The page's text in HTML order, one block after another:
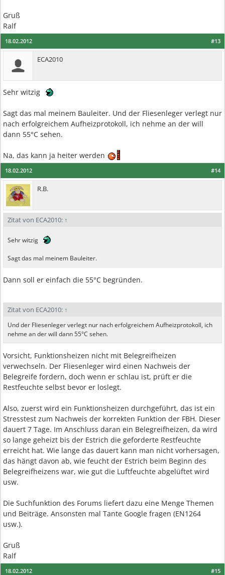
Gruß
Ralf
#13
18.02.2012
ECA2010
Sehr witzig
Sagt das mal meinem Bauleiter. Und der Fliesenleger verlegt nur
nach erfolgreichem Aufheizprotokoll, ich nehme an der will
dann 55°C sehen.
Na, das kann ja heiter werden
#14
18.02.2012
R.B.
Zitat von ECA2010: ↑
Sehr witzig
Sagt das mal meinem Bauleiter.
Dann soll er einfach die 55°C begründen.
Zitat von ECA2010: ↑
Und der Fliesenleger verlegt nur nach erfolgreichem Aufheizprotokoll, ich
nehme an der will dann 55°C sehen.
Vorsicht, Funktionsheizen nicht mit Belegreifheizen
verwechseln. Der Fliesenleger wird einen Nachweis der
Belegreife fordern, doch wenn er schlau ist, prüft er die
Restfeuchte selbst bevor er loslegt.
Also, zuerst wird ein Funktionsheizen durchgeführt, das ist ein
Stresstest zum Nachweis der korrekten Funktion der FBH. Dieser
dauert 7 Tage. Im Anschluss daran ein Belegreifheizen, da wird
so lange geheizt bis der Estrich die geforderte Restfeuchte
erreicht hat. Wie lange das dauert kann man nicht vorhersagen,
das hängt davon ab, wie feucht der Estrich beim Beginn des
Belegreifheizens war, wie gut die Luftfeuchte abgelüftet wird
usw.
Die Suchfunktion des Forums liefert dazu eine Menge Themen
und Beiträge. Ansonsten mal Tante Google fragen (EN1264
usw.).
Gruß
Ralf
#15
18.02.2012